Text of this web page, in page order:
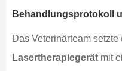
Behandlungsprotokoll
Das Veterinärteam
Lasertherapiegerätmit